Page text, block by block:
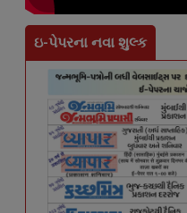
ઇ-પેપરના નવા શુલ્ક